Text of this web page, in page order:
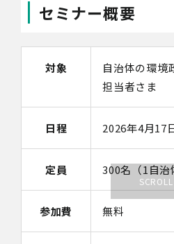
セミナー概要
対象
自治体の環境
担当者さま
日程 2026年4月17
定員 300名（1自治
参加費 無料